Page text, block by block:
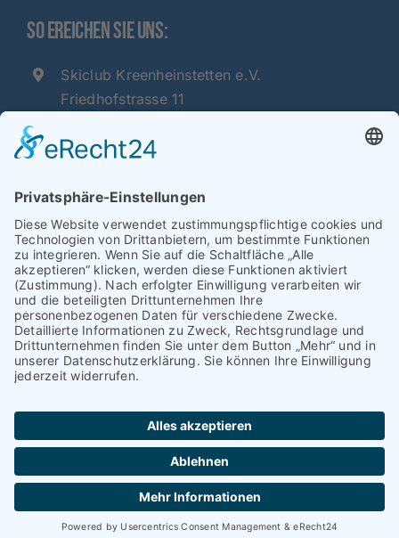
So ereichen Sie uns:
Skiclub Kreenheinstetten e.V.
Friedhofstrasse 11
Ski-Club Skihütte:
LINKS:
Aktuelles
Skilift Info’s
Ski Kurse
Programm
Wintersporttag
Downloads
Kontakt
© Ski-Club Kreenheinstetten2026 |
Datenschutzerklärung|Cookie-Einstellungen